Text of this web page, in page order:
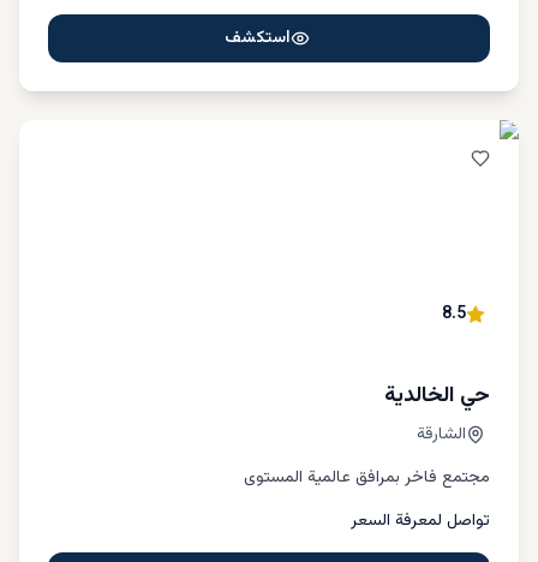
استكشف
8.5
حي الخالدية
الشارقة
مجتمع فاخر بمرافق عالمية المستوى
تواصل لمعرفة السعر